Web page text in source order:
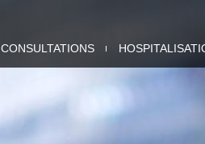
CONSULTATIONS